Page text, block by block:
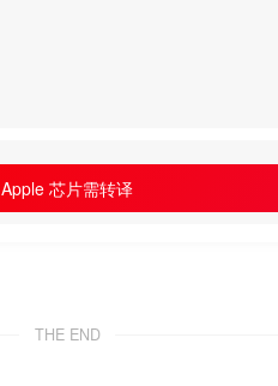
Apple 芯片需转译
THE END